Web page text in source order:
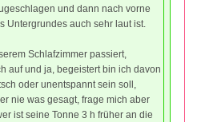
und dann nach vorne
Untergrundes auch sehr laut ist.
Schlafzimmer passiert,
auf und ja, begeistert bin ich davon
oder unentspannt sein soll,
nie was gesagt, frage mich aber
ist seine Tonne 3 h früher an die